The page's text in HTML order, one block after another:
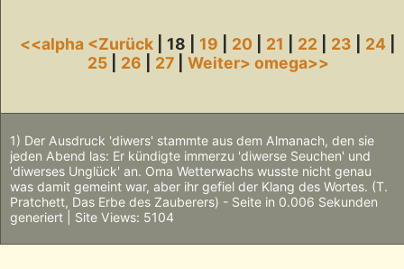
<<alpha <Zurück | 18 | 19 20 21 22 23 24
25| 26 27| Weiter> omega>>
1) Der Ausdruck 'diwers' stammte aus dem Almanach, den sie
jeden Abend las: Er kündigte immerzu 'diwerse Seuchen' und
'diwerses Unglück' an. Oma Wetterwachs wusste nicht genau
was damit gemeint war, aber ihr gefiel der Klang des Wortes. (T.
Pratchett, Das Erbe des Zauberers) - Seite in 0.006 Sekunden
generiert | Site Views: 5104